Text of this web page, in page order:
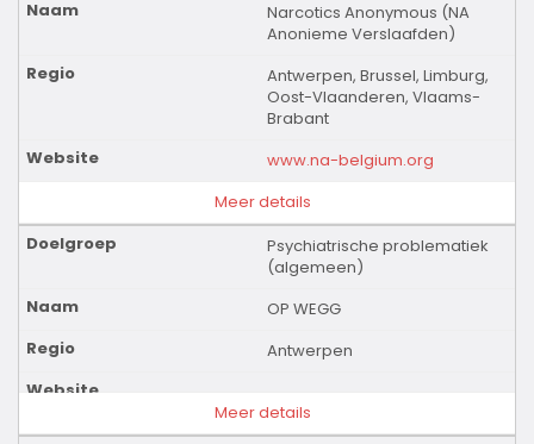
Narcotics Anonymous (NA
Anonieme Verslaafden)
Antwerpen, Brussel, Limburg,
Oost-Vlaanderen, Vlaams-
Brabant
www.na-belgium.org
Meer details
Psychiatrische problematiek
(algemeen)
OP WEGG
Antwerpen
Meer details